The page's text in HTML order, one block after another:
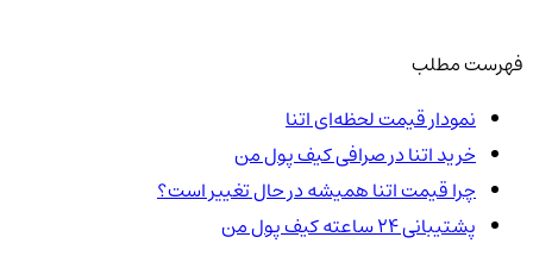
فهرست مطلب
نمودار قیمت لحظه‌ای اتنا
خرید اتنا در صرافی کیف پول من
چرا قیمت اتنا همیشه در حال تغییر است؟
پشتیبانی ۲۴ ساعته کیف پول من